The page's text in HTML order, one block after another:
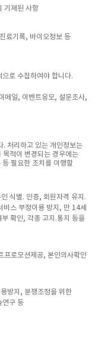
기재된 사항
료기록, 바이오정보 등
로 수집하여야 합니다.
메일, 이벤트응모, 설문조사,
. 처리하고 있는 개인정보는
적이 변경되는 경우에는
필요한 조치를 이행할
식별. 인증, 회원자격 유지.
비스 부정이용 방지, 만 14세
확인, 각종 고지.통지 등을
프로모션제공, 본인의사확인
방지, 분쟁조정을 위한
연구 등